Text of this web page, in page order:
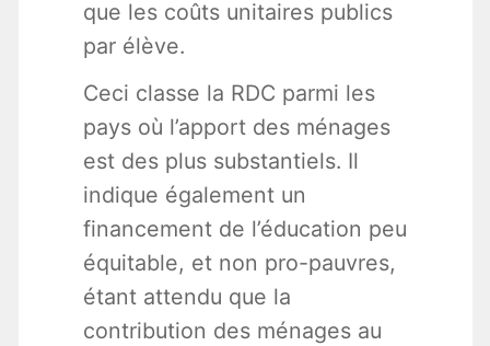
que les coûts unitaires publics
par élève.
Ceci classe la RDC parmi les
pays où l’apport des ménages
est des plus substantiels. Il
indique également un
financement de l’éducation peu
équitable, et non pro-pauvres,
étant attendu que la
contribution des ménages au